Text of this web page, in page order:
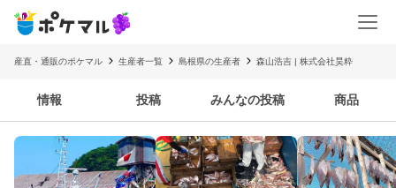
産直・通販のポケマル 生産者一覧 島根県の生産者 森山浩吉 | 株式会社昊粋
情報 投稿 みんなの投稿 商品